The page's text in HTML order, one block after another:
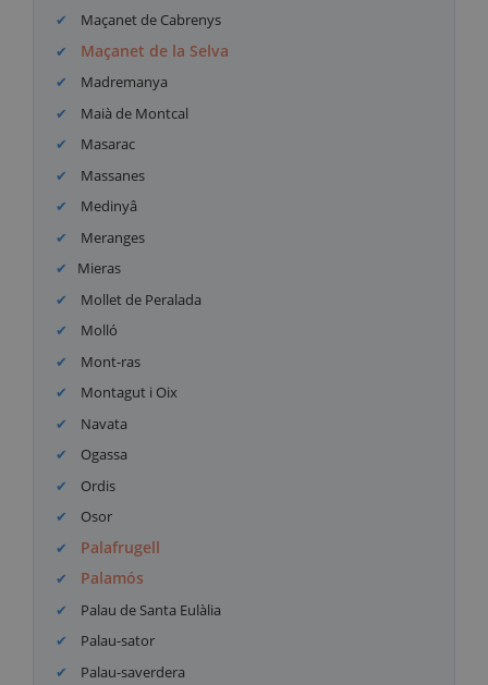
Maçanet de Cabrenys
Maçanet de la Selva
Madremanya
Maià de Montcal
Masarac
Massanes
Medinyâ
Meranges
Mieras
Mollet de Peralada
Molló
Mont-ras
Montagut i Oix
Navata
Ogassa
Ordis
Osor
Palafrugell
Palamós
Palau de Santa Eulàlia
Palau-sator
Palau-saverdera